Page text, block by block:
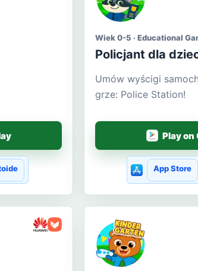
Wiek 0-5 · Educational
Policjant dla
Umów wyścigi
grze: Police Station!
Play on
App Store